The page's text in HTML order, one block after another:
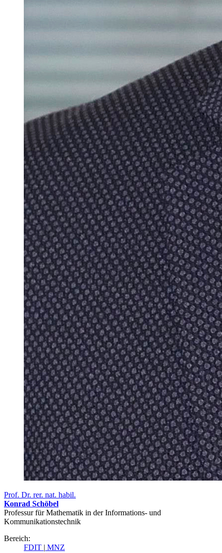
Prof. Dr. rer. nat. habil.
Konrad Schöbel
Professur für Mathematik in der Informations- und
Kommunikationstechnik
Bereich:
FDIT | MNZ